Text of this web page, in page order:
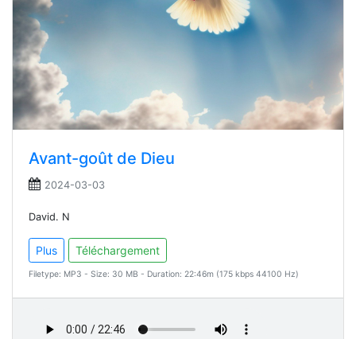
Avant-goût de Dieu
2024-03-03
David. N
Plus Téléchargement
Filetype: MP3 - Size: 30 MB - Duration: 22:46m (175 kbps 44100 Hz)